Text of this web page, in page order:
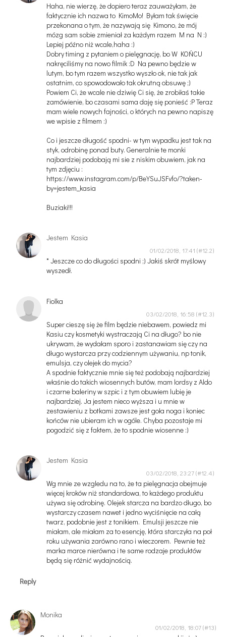
Haha, nie wierzę, że dopiero teraz zauważyłam, że
faktycznie ich nazwa to KimoMo! Byłam tak święcie
przekonana o tym, że nazywają się Kimono, że mój
mózg sam sobie zmieniał za każdym razem M na N :)
Lepiej późno niż wcale,haha :)
Dobry timing z pytaniem o pielęgnację, bo W KOŃCU
nakręciliśmy na nowo filmik :D Na pewno będzie w
lutym, bo tym razem wszystko wyszło ok, nie tak jak
ostatnim, co spowodowało tak okrutną obsuwę ;)
Powiem Ci, że wcale nie dziwię Ci się, że zrobiłaś takie
zamówienie, bo czasami sama daję się ponieść :P Teraz
mam wiele nowych fajności, o których na pewno napiszę
we wpisie z filmem :)
Co i jeszcze długość spodni- w tym wypadku jest tak na
styk, odrobinę ponad buty. Generalnie te monki
najbardziej podobają mi sie z niskim obuwiem, jak na
tym zdjęciu :
https://www.instagram.com/p/BeYSuJSFvfo/?taken-
by=jestem_kasia
Buziaki!!!
Jestem Kasia
01/02/2018, 17:41
* Jeszcze co do długości spodni ;) Jakiś skrót myślowy
wyszedł.
Fiolka
03/02/2018, 16:58
Super cieszę się że film będzie niebawem, powiedz mi
Kasiu czy kosmetyki wystraczają Ci na długo? bo nie
ukrywam, że wydałam sporo i zastanawiam się czy na
długo wystarcza przy codziennym używaniu, np tonik,
emulsja, czy olejek do mycia?
A spodnie faktycznie mnie się też podobają najbardziej
właśnie do takich wiosennych butów, mam lordsy z Aldo
i czarne baleriny w szpic i z tym obuwiem lubię je
najbardziej. Ja jestem nieco wyższa i u mnie w
zestawieniu z botkami zawsze jest goła noga i koniec
końców nie ubieram ich w ogóle. Chyba pozostaje mi
pogodzić się z faktem, że to spodnie wiosenne :)
Jestem Kasia
03/02/2018, 23:27
Wg mnie ze wzgledu na to, że ta pielęgnacja obejmuje
więcej kroków niż standardowa, to każdego produktu
używa się odrobinę. Olejek starcza na bardzo długo, bo
wystarczy czasem nawet i jedno wyciśnięcie na całą
twarz, podobnie jest z tonikiem. Emulsji jeszcze nie
miałam, ale miałam za to esencję, która starczyła na poł
roku używania zarówno rano i wieczorem. Pewnie też
marka marce nierówna i te same rodzaje produktów
będą się różnić wydajnością.
Reply
Monika
01/02/2018, 18:07